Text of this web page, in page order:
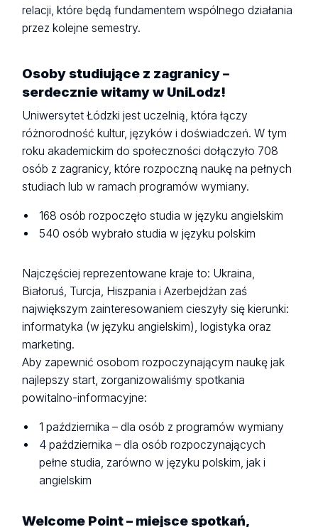
relacji, które będą fundamentem wspólnego działania
przez kolejne semestry.
Osoby studiujące z zagranicy –
serdecznie witamy w UniLodz!
Uniwersytet Łódzki jest uczelnią, która łączy
różnorodność kultur, języków i doświadczeń. W tym
roku akademickim do społeczności dołączyło 708
osób z zagranicy, które rozpoczną naukę na pełnych
studiach lub w ramach programów wymiany.
168 osób rozpoczęło studia w języku angielskim
540 osób wybrało studia w języku polskim
Najczęściej reprezentowane kraje to: Ukraina,
Białoruś, Turcja, Hiszpania i Azerbejdżan zaś
największym zainteresowaniem cieszyły się kierunki:
informatyka (w języku angielskim), logistyka oraz
marketing.
Aby zapewnić osobom rozpoczynającym naukę jak
najlepszy start, zorganizowaliśmy spotkania
powitalno-informacyjne:
1 października – dla osób z programów wymiany
4 października – dla osób rozpoczynających
pełne studia, zarówno w języku polskim, jak i
angielskim
Welcome Point – miejsce spotkań,